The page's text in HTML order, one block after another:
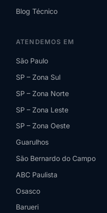
Blog Técnico
ATENDEMOS EM
São Paulo
SP – Zona Sul
SP – Zona Norte
SP – Zona Leste
SP – Zona Oeste
Guarulhos
São Bernardo do Campo
ABC Paulista
Osasco
Barueri